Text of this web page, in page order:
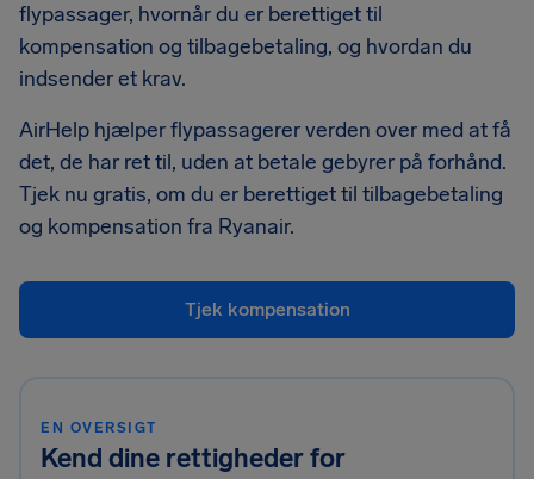
flypassager, hvornår du er berettiget til
kompensation og tilbagebetaling, og hvordan du
indsender et krav.
AirHelp hjælper flypassagerer verden over med at få
det, de har ret til, uden at betale gebyrer på forhånd.
Tjek nu gratis, om du er berettiget til tilbagebetaling
og kompensation fra Ryanair.
Tjek kompensation
EN OVERSIGT
Kend dine rettigheder for